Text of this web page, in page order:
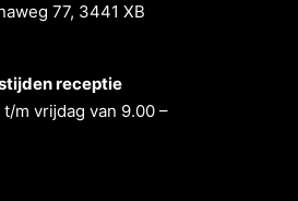
77, 3441 XB
receptie
t/m vrĳdag van 9.00 –